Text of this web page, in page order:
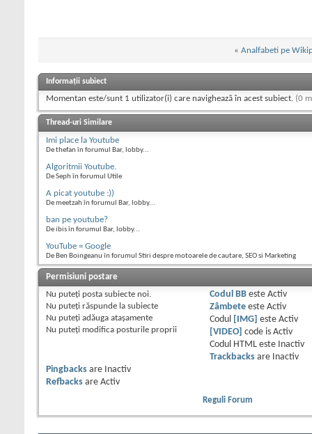
« Analfabeti pe
Informații subiect
Momentan este/sunt 1 utilizator(i) care navighează în acest subiect. (0
Thread-uri Similare
Imi place la Youtube
De thefan în forumul Bar, lobby...
Algoritmii Youtube.
De Seph în forumul Utile
A picat youtube :))
De meetzah în forumul Bar, lobby...
ban pe youtube?
De ibis în forumul Bar, lobby...
YouTube = Google
De Ben Boingeanu în forumul Stiri despre motoarele de cautare, SEO si Marketing
Permisiuni postare
Nu puteţi posta subiecte noi.
Nu puteţi răspunde la subiecte
Nu puteţi adăuga ataşamente
Nu puteţi modifica posturile proprii
Codul BBeste Activ
Zâmbeteeste Activ
Codul
[IMG] este Activ
[VIDEO] code is Activ
Codul HTML este
Inactiv
Trackbacksare
Inactiv
Pingbacks are
Inactiv
Refbacks are Activ
Reguli Forum